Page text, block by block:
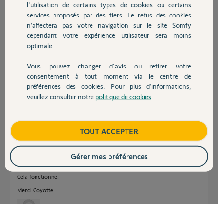
Autres produits
Devis avec un pro
Contact
il y a environ 2 ans
Participer au fil de discussion
Réponses
Vous avez eu votre réponse ici
https://forum.somfy.fr/questions/3343727-probleme-detecteur-
il y a environ 2 ans
Cela fonctionne.
Merci Coyotte
l'utilisation de certains types de cookies ou certains
services proposés par des tiers. Le refus des cookies
n’affectera pas votre navigation sur le site Somfy
cependant votre expérience utilisateur sera moins
optimale.
Vous pouvez changer d'avis ou retirer votre
consentement à tout moment via le centre de
préférences des cookies. Pour plus d’informations,
veuillez consulter notre politique de cookies
TOUT ACCEPTER
Gérer mes préférences